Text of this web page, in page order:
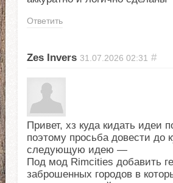
Ответить
Zes Invers 31.07.2026 02:31 #
Привет, хз куда кидать идеи
поэтому просьба довести до
следующую идею —
Под мод Rimcities добавить
заброшенных городов в